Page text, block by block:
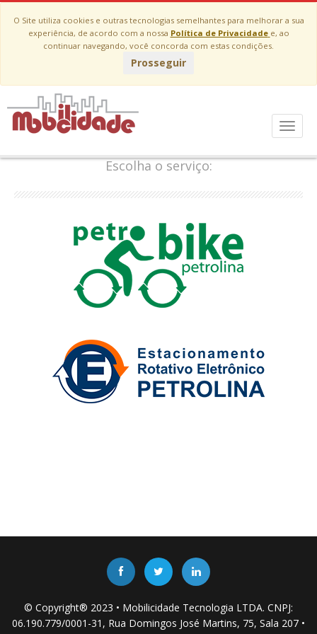
O Site utiliza cookies e outras tecnologias semelhantes para melhorar a sua
experiência, de acordo com a nossa Política de Privacidade e, ao
continuar navegando, você concorda com estas condições.
Prosseguir
Menu
A Mobilicidade possui o Estacionamento
Eletrônico e o Compartilhamento de Bicicletas
Escolha o serviço:
© Copyright® 2023 • Mobilicidade Tecnologia LTDA. CNPJ:
06.190.779/0001-31, Rua Domingos José Martins, 75, Sala 207 •